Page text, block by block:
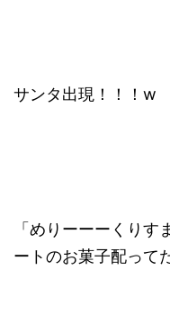
サンタ出現！！！w
「めりーーーくり
ートのお菓子配って